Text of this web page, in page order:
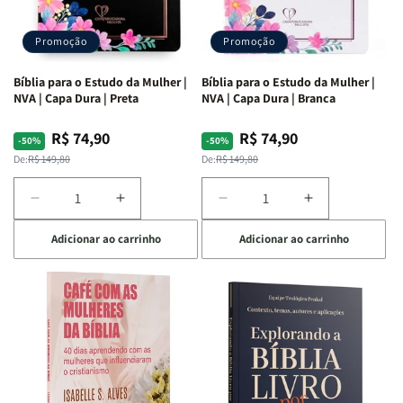
Promoção
Bíblia para o Estudo da Mulher |
NVA | Capa Dura | Preta
-50%
Preço
normal
De:R$ 149,80
Preço
promocional
R$ 74,90
Diminuir
a
quantidade
de
Bíblia
para
Estudo
da
Mulher
Aumentar
a
quantidade
de
Bíblia
para
o
Estudo
da
Mulher
|
Adicionar ao carrinho
Promoção
Bíblia para o Estudo da Mulher |
NVA | Capa Dura | Branca
-50%
Preço
normal
De:R$ 149,80
Preço
promocional
R$ 74,90
Diminuir
a
quantidade
de
Bíblia
o
Estudo
da
Mulher
Aumentar
a
quantidade
de
Bíblia
para
o
Estudo
Mulher
|
Adicionar ao carrinho